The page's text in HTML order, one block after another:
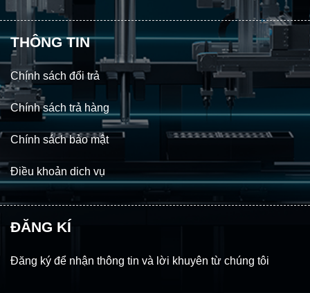
THÔNG TIN
Chính sách đổi trả
Chính sách trả hàng
Chính sách bảo mật
Điều khoản dich vụ
ĐĂNG KÍ
Đăng ký để nhận thông tin và lời khuyên từ chúng tôi